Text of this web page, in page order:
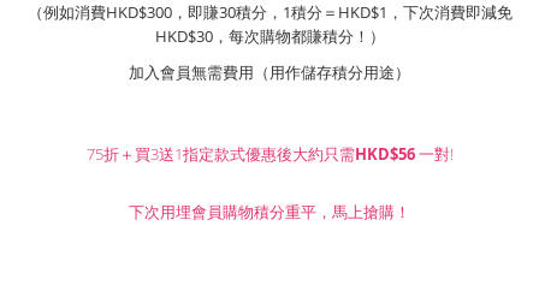
（例如消費HKD$300，即賺30積分，1積分＝HKD$1，下次消費即減免
HKD$30，每次購物都賺積分！）
加入會員無需費用（用作儲存積分用途）
75折＋買3送1指定款式優惠後大約只需HKD$56一對!
下次用埋會員購物積分重平，馬上搶購！